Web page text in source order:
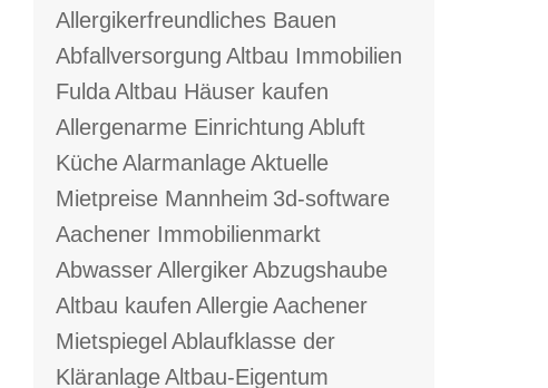
Allergikerfreundliches Bauen
Abfallversorgung Altbau Immobilien
FuldaAltbau Häuser kaufen
Allergenarme Einrichtung Abluft
KücheAlarmanlageAktuelle
Mietpreise Mannheim 3d-software
Aachener Immobilienmarkt
AbwasserAllergikerAbzugshaube
Altbau kaufen AllergieAachener
Mietspiegel Ablaufklasse der
KläranlageAltbau-Eigentum